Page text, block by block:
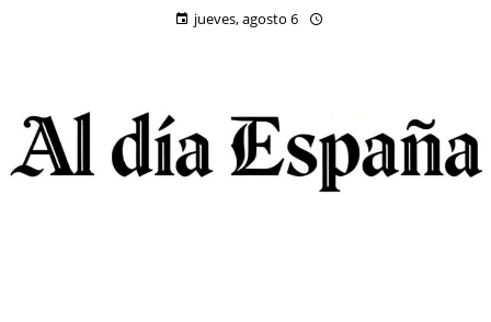
jueves, agosto 6